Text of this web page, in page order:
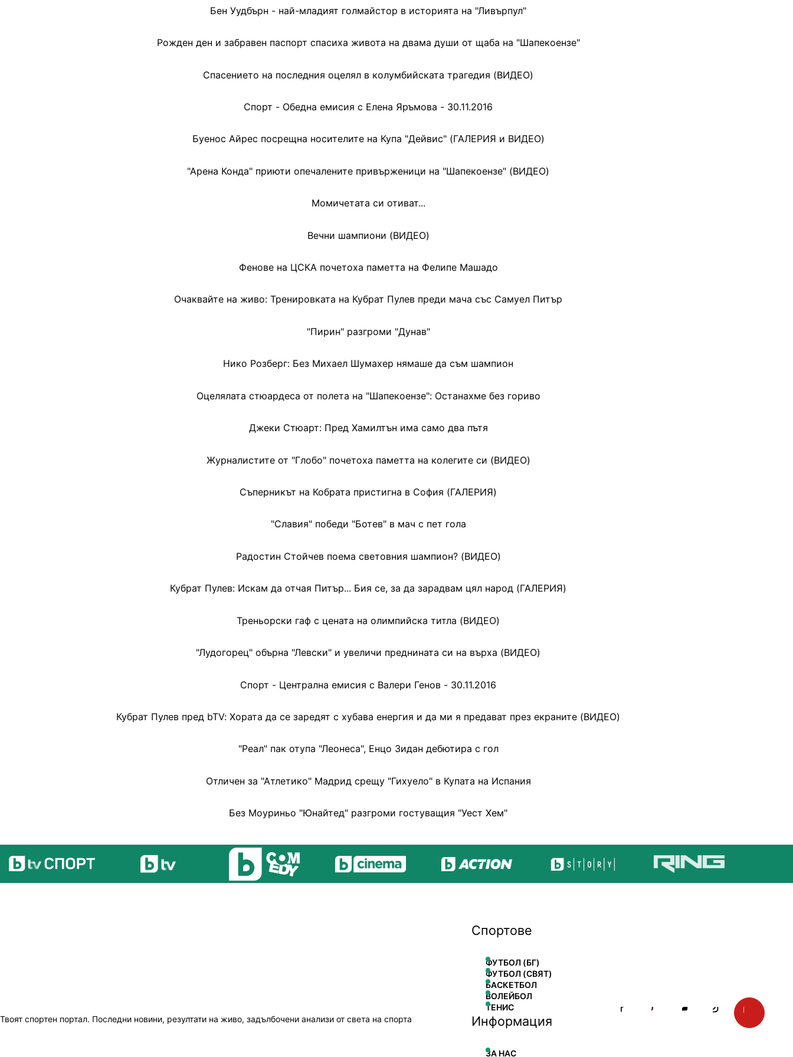
Бен Уудбърн - най-младият голмайстор в историята на "Ливърпул"
Рожден ден и забравен паспорт спасиха живота на двама души от щаба на "Шапекоензе"
Спасението на последния оцелял в колумбийската трагедия (ВИДЕО)
Спорт - Обедна емисия с Елена Яръмова - 30.11.2016
Буенос Айрес посрещна носителите на Купа "Дейвис" (ГАЛЕРИЯ и ВИДЕО)
"Арена Конда" приюти опечалените привърженици на "Шапекоензе" (ВИДЕО)
Момичетата си отиват...
Вечни шампиони (ВИДЕО)
Фенове на ЦСКА почетоха паметта на Фелипе Машадо
Очаквайте на живо: Тренировката на Кубрат Пулев преди мача със Самуел Питър
"Пирин" разгроми "Дунав"
Нико Розберг: Без Михаел Шумахер нямаше да съм шампион
Оцелялата стюардеса от полета на "Шапекоензе": Останахме без гориво
Джеки Стюарт: Пред Хамилтън има само два пътя
Журналистите от "Глобо" почетоха паметта на колегите си (ВИДЕО)
Съперникът на Кобрата пристигна в София (ГАЛЕРИЯ)
"Славия" победи "Ботев" в мач с пет гола
Радостин Стойчев поема световния шампион? (ВИДЕО)
Кубрат Пулев: Искам да отчая Питър... Бия се, за да зарадвам цял народ (ГАЛЕРИЯ)
Треньорски гаф с цената на олимпийска титла (ВИДЕО)
"Лудогорец" обърна "Левски" и увеличи преднината си на върха (ВИДЕО)
Спорт - Централна емисия с Валери Генов - 30.11.2016
Кубрат Пулев пред bTV: Хората да се заредят с хубава енергия и да ми я предават през екраните (ВИДЕО)
"Реал" пак отупа "Леонеса", Енцо Зидан дебютира с гол
Отличен за "Атлетико" Мадрид срещу "Гихуело" в Купата на Испания
Без Моуриньо "Юнайтед" разгроми гостуващия "Уест Хем"
Твоят спортен портал. Последни новини, резултати на живо, задълбочени анализи от света на спорта
Спортове
ФУТБОЛ (БГ)
ФУТБОЛ (СВЯТ)
БАСКЕТБОЛ
ВОЛЕЙБОЛ
ТЕНИС
Информация
ЗА НАС